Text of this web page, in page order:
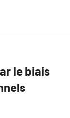
le biais